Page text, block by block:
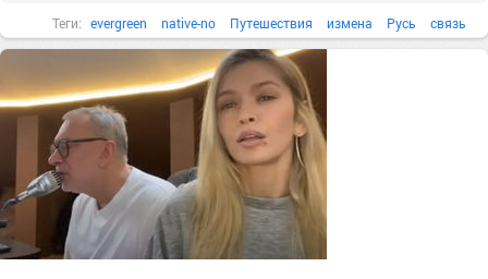
Теги: evergreen native-no Путешествия измена Русь связь